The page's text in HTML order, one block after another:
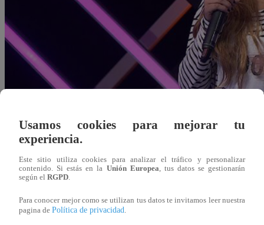
Redacción Latina
cantante, compositora y bailarina, iniciando su carrera
Usamos cookies para mejorar tu
experiencia.
Este sitio utiliza cookies para analizar el tráfico y personalizar
contenido. Si estás en la Unión Europea, tus datos se gestionarán
según el RGPD.
Para conocer mejor como se utilizan tus datos te invitamos leer nuestra
pagina de Política de privacidad.